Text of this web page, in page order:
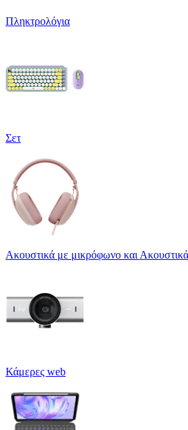
Πληκτρολόγια
Σετ
Ακουστικά με μικρόφωνο και
Κάμερες web